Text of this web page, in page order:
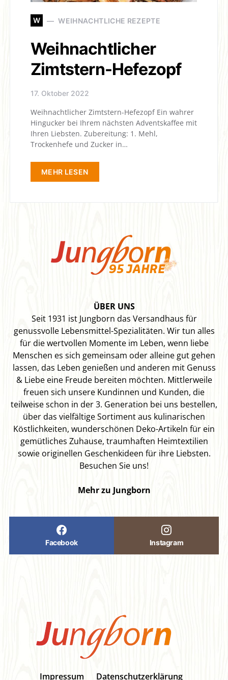
W WEIHNACHTLICHE REZEPTE
Weihnachtlicher
Zimtstern-Hefezopf
17. Oktober 2022
Weihnachtlicher Zimtstern-Hefezopf Ein wahrer
Hingucker bei Ihrem nächsten Adventskaffee mit
Ihren Liebsten. Zubereitung: 1. Mehl,
Trockenhefe und Zucker in…
MEHR LESEN
ÜBER UNS
Seit 1931 ist Jungborn das Versandhaus für
genussvolle Lebensmittel-Spezialitäten. Wir tun alles
für die wertvollen Momente im Leben, wenn liebe
Menschen es sich gemeinsam oder alleine gut gehen
lassen, das Leben genießen und anderen mit Genuss
& Liebe eine Freude bereiten möchten. Mittlerweile
freuen sich unsere Kundinnen und Kunden, die
teilweise schon in der 3. Generation bei uns bestellen,
über das vielfältige Sortiment aus kulinarischen
Köstlichkeiten, wunderschönen Deko-Artikeln für ein
gemütliches Zuhause, traumhaften Heimtextilien
sowie originellen Geschenkideen für ihre Liebsten.
Besuchen Sie uns!
Mehr zu Jungborn
Facebook Instagram
Impressum Datenschutzerklärung